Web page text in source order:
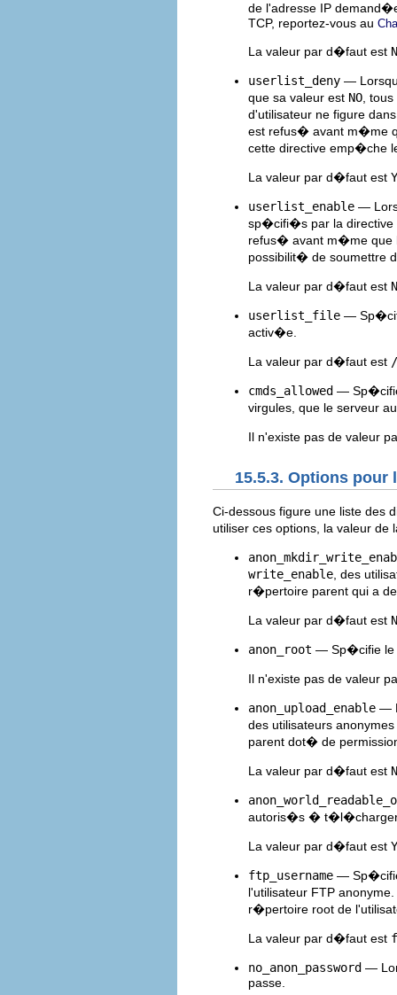
de l'adresse IP
TCP, reportez-vous au
La valeur par d�faut est
userlist_deny —
que sa valeur est NO ,
d'utilisateur ne figure
est refus� avant m�me
cette directive emp�che
La valeur par d�faut est
userlist_enable —
sp�cifi�s par la directive
refus� avant m�me que
possibilit� de soumettre
La valeur par d�faut est
userlist_file —
activ�e.
La valeur par d�faut est
cmds_allowed —
virgules, que le serveur
Il n'existe pas de valeur
15.5.3. Options
Ci-dessous figure une liste des
utiliser ces options, la valeur de
write_enable , des
r�pertoire parent qui a
La valeur par d�faut est
anon_root — Sp�cifie
Il n'existe pas de valeur
anon_upload_enable —
des utilisateurs
parent dot� de
La valeur par d�faut est
autoris�s � t�l�charger
La valeur par d�faut est
ftp_username —
l'utilisateur FTP
r�pertoire root de
La valeur par d�faut est
no_anon_password —
passe.